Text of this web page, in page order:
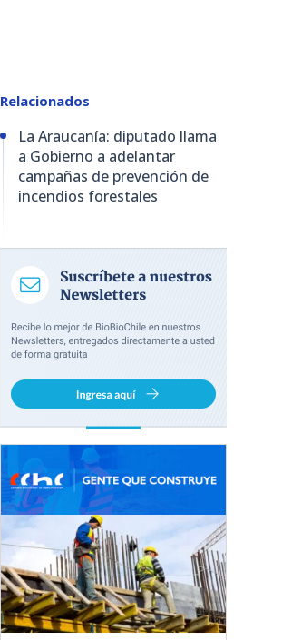
Relacionados
La Araucanía: diputado llama
a Gobierno a adelantar
campañas de prevención de
incendios forestales